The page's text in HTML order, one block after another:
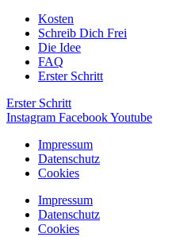
Kosten
Schreib Dich Frei
Die Idee
FAQ
Erster Schritt
Erster Schritt
Instagram FacebookYoutube
Impressum
Datenschutz
Cookies
Impressum
Datenschutz
Cookies